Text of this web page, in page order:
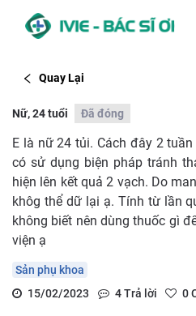
Quay Lại
Nữ, 24 tuổi Đã đóng
E là nữ 24 tủi. Cách đây 2
có sử dụng biện pháp tránh
hiện lên kết quả 2 vạch. Do
khôg thể dữ lại ạ. Tính từ lần
không biết nên dùng thuốc gì
viện ạ
Sản phụ khoa
15/02/2023
4Trả lời 0